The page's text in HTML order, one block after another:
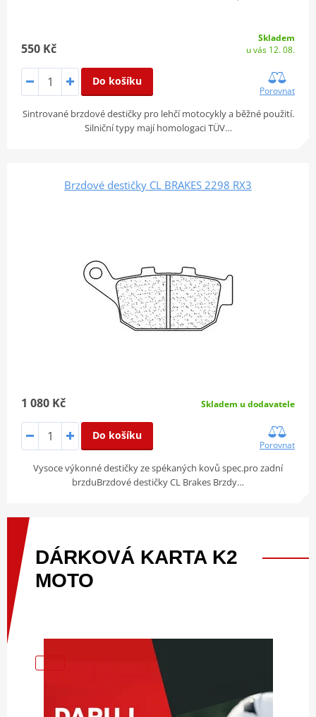
550 Kč
Skladem
u vás 12. 08.
Do košíku
Porovnat
Sintrované brzdové destičky pro lehčí motocykly a běžné použití.
Silniční typy mají homologaci TÜV…
Brzdové destičky CL BRAKES 2298 RX3
1 080 Kč Skladem u dodavatele
Do košíku
Porovnat
Vysoce výkonné destičky ze spékaných kovů spec.pro zadní
brzduBrzdové destičky CL Brakes Brzdy…
DÁRKOVÁ KARTA K2
MOTO